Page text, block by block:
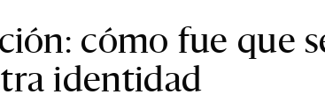
cómo fue que
identidad